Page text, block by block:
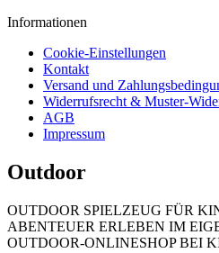
Informationen
Cookie-Einstellungen
Kontakt
Versand und
Widerrufsrecht & Muster-
AGB
Impressum
Outdoor
OUTDOOR SPIELZEUG FÜR
ABENTEUER ERLEBEN IM
OUTDOOR-ONLINESHOP BEI